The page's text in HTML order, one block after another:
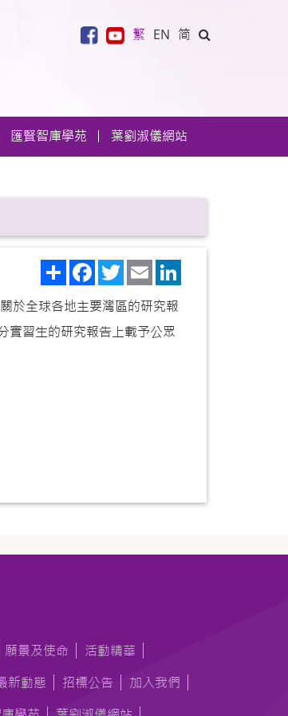
繁 EN 简
匯賢智庫學苑 葉劉淑儀網站
於全球各地主要灣區的研究報
實習生的研究報告上載予公眾
Share FacebookTwitterEmail
願景及使命
活動精華
新動態 招標公告
加入我們